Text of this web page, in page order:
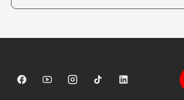
Sparkasse auf Facebook
Sparkasse auf Youtube
Sparkasse auf Instagram
Sparkasse auf TikTok
Sparkasse auf